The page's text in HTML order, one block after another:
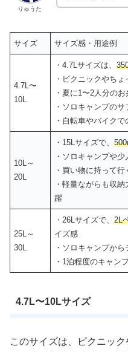
りゅうた
サイズ サイズ感・用途例
4.7L〜
10L
・4.7Lサイズは、
・ピクニックやち
・夏に1〜2人分の
・ソロキャンプのサ
・自転車やバイク
10L～
20L
・15Lサイズで、
・ソロキャンプや
・買い物に持って行
・軽量ながらも収
躍
25L～
30L
・26Lサイズで、2L
イズ感
・ソロキャンプか
・1泊程度のキャン
4.7L〜10Lサイズ
このサイズは、ピクニッ